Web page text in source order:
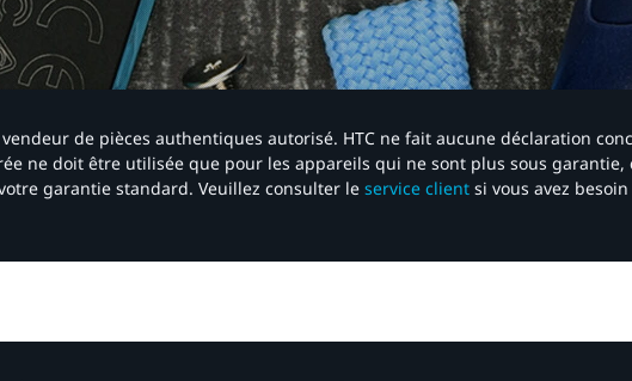
de pièces authentiques autorisé. HTC ne fait aucune déclaration
ne doit être utilisée que pour les appareils qui ne sont plus sous garantie,
garantie standard. Veuillez consulter le service client si vous avez